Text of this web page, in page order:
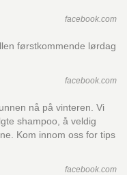
facebook.com
førstkommende lørdag
facebook.com
nå på vinteren. Vi
shampoo, å veldig
Kom innom oss for tips
facebook.com